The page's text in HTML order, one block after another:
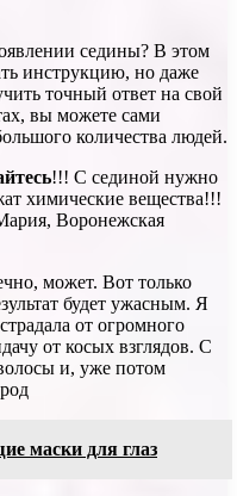
седины? В этом
инструкцию, но даже
точный ответ на свой
вы можете сами
количества людей.
!!! С сединой нужно
химические вещества!!!
Воронежская
может. Вот только
будет ужасным. Я
от огромного
от косых взглядов. С
и, уже потом
маски для глаз